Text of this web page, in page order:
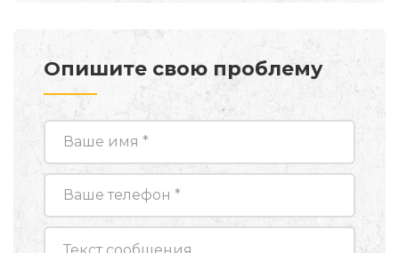
Опишите свою проблему